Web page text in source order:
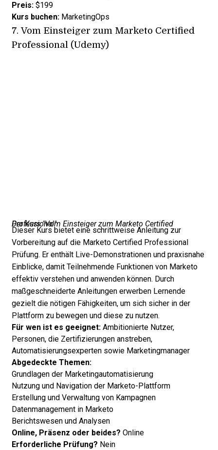
Preis: $199
Kurs buchen: MarketingOps
7.Vom Einsteiger zum Marketo Certified
Professional (Udemy)
Der Kurs "Vom Einsteiger zum Marketo Certified Professional"
Dieser Kurs bietet eine schrittweise Anleitung zur
Vorbereitung auf die Marketo Certified Professional
Prüfung. Er enthält Live-Demonstrationen und praxisnahe
Einblicke, damit Teilnehmende Funktionen von Marketo
effektiv verstehen und anwenden können. Durch
maßgeschneiderte Anleitungen erwerben Lernende
gezielt die nötigen Fähigkeiten, um sich sicher in der
Plattform zu bewegen und diese zu nutzen.
Für wen ist es geeignet: Ambitionierte Nutzer,
Personen, die Zertifizierungen anstreben,
Automatisierungsexperten sowie Marketingmanager
Abgedeckte Themen:
Grundlagen der Marketingautomatisierung
Nutzung und Navigation der Marketo-Plattform
Erstellung und Verwaltung von Kampagnen
Datenmanagement in Marketo
Berichtswesen und Analysen
Online, Präsenz oder beides? Online
Erforderliche Prüfung? Nein